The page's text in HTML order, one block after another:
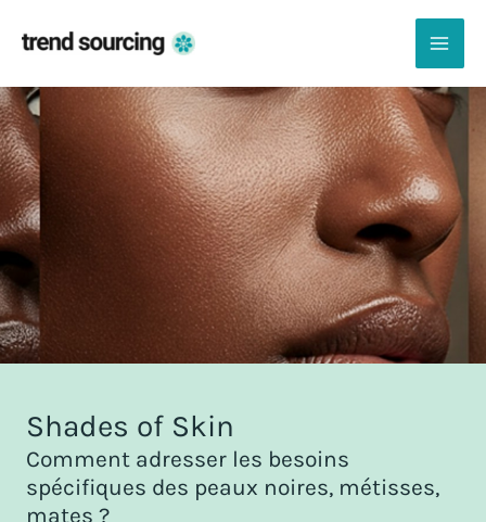
Shades of Skin
Comment adresser les besoins
spécifiques des peaux noires, métisses,
mates ?